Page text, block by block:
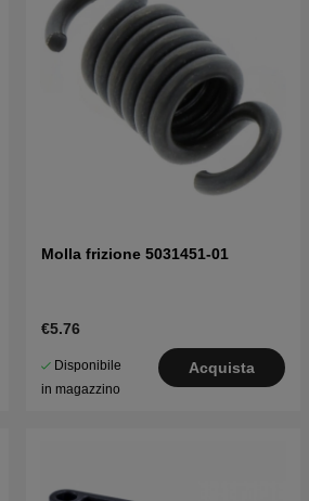
Molla frizione 5031451-01
€5.76
Disponibile
in magazzino
Acquista